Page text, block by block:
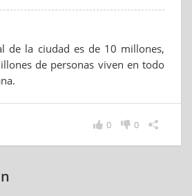
de la ciudad es de 10 millones,
de personas viven en todo
0
0